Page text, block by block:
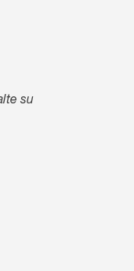
su